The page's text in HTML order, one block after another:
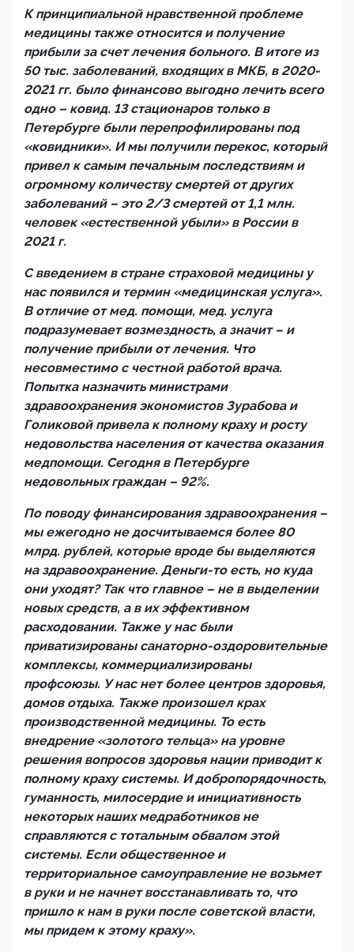
К принципиальной нравственной проблеме
медицины также относится и получение
прибыли за счет лечения больного. В итоге из
50 тыс. заболеваний, входящих в МКБ, в 2020-
2021 гг. было финансово выгодно лечить всего
одно – ковид. 13 стационаров только в
Петербурге были перепрофилированы под
«ковидники». И мы получили перекос, который
привел к самым печальным последствиям и
огромному количеству смертей от других
заболеваний – это 2/3 смертей от 1,1 млн.
человек «естественной убыли» в России в
2021 г.
С введением в стране страховой медицины у
нас появился и термин «медицинская услуга».
В отличие от мед. помощи, мед. услуга
подразумевает возмездность, а значит – и
получение прибыли от лечения. Что
несовместимо с честной работой врача.
Попытка назначить министрами
здравоохранения экономистов Зурабова и
Голиковой привела к полному краху и росту
недовольства населения от качества оказания
медпомощи. Сегодня в Петербурге
недовольных граждан – 92%.
По поводу финансирования здравоохранения –
мы ежегодно не досчитываемся более 80
млрд. рублей, которые вроде бы выделяются
на здравоохранение. Деньги-то есть, но куда
они уходят? Так что главное – не в выделении
новых средств, а в их эффективном
расходовании. Также у нас были
приватизированы санаторно-оздоровительные
комплексы, коммерциализированы
профсоюзы. У нас нет более центров здоровья,
домов отдыха. Также произошел крах
производственной медицины. То есть
внедрение «золотого тельца» на уровне
решения вопросов здоровья нации приводит к
полному краху системы. И добропорядочность,
гуманность, милосердие и инициативность
некоторых наших медработников не
справляются с тотальным обвалом этой
системы. Если общественное и
территориальное самоуправление не возьмет
в руки и не начнет восстанавливать то, что
пришло к нам в руки после советской власти,
мы придем к этому краху».